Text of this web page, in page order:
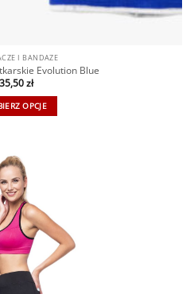
I BANDAŻE
Evolution Blue
35,50zł
OPCJE